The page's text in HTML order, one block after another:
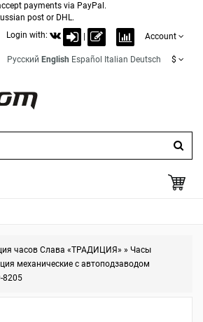
payments via PayPal.
post or DHL.
Login with:
Account
Русский English Español Italian Deutsch $
часов Слава «ТРАДИЦИЯ» » Часы
механические с автоподзаводом
8205